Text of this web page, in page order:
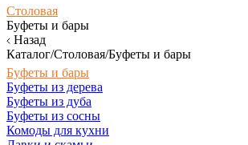
Столовая
Буфеты и бары
Назад
Каталог/Столовая/Буфеты и бары
Буфеты и бары
Буфеты из дерева
Буфеты из дуба
Буфеты из сосны
Комоды для кухни